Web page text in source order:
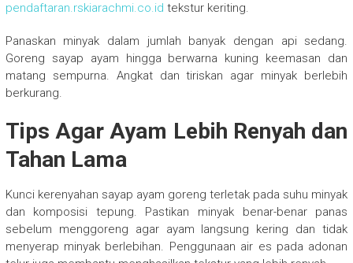
pendaftaran.rskiarachmi.co.id tekstur keriting.
Panaskan minyak dalam jumlah banyak dengan api sedang.
Goreng sayap ayam hingga berwarna kuning keemasan dan
matang sempurna. Angkat dan tiriskan agar minyak berlebih
berkurang.
Tips Agar Ayam Lebih Renyah dan
Tahan Lama
Kunci kerenyahan sayap ayam goreng terletak pada suhu minyak
dan komposisi tepung. Pastikan minyak benar-benar panas
sebelum menggoreng agar ayam langsung kering dan tidak
menyerap minyak berlebihan. Penggunaan air es pada adonan